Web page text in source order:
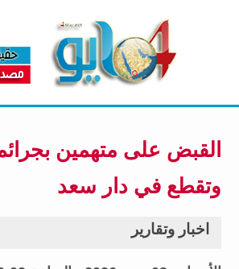
القبض على متهمين
وتقطع في دار سعد
اخبار وتقارير